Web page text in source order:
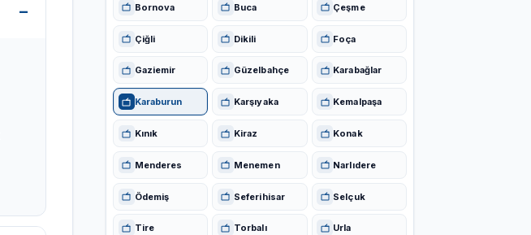
Bornova Buca Çeşme
Çiğli Dikili Foça
Gaziemir Güzelbahçe Karabağlar
Karaburun Karşıyaka Kemalpaşa
Kınık Kiraz Konak
Menderes Menemen Narlıdere
Ödemiş Seferihisar Selçuk
Tire Torbalı Urla